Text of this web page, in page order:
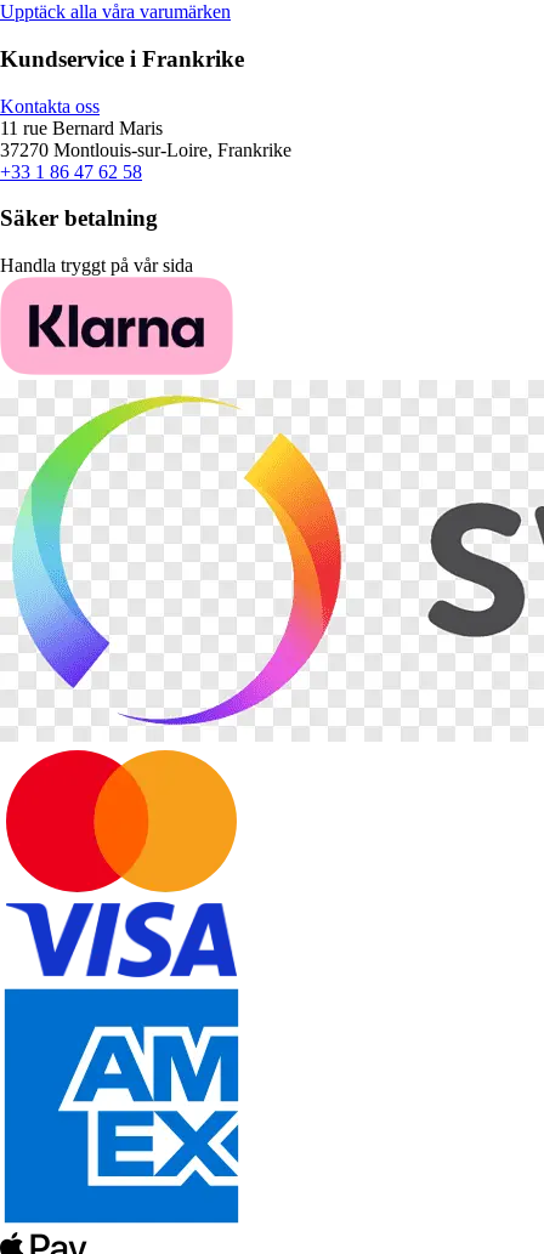
Upptäck alla våra varumärken
Kundservice i Frankrike
Kontakta oss
11 rue Bernard Maris
37270 Montlouis-sur-Loire, Frankrike
+33 1 86 47 62 58
Säker betalning
Handla tryggt på vår sida